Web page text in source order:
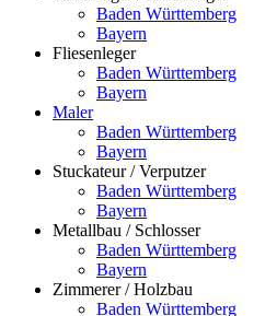
Baden Württemberg
Bayern
Fliesenleger
Baden Württemberg
Bayern
Maler
Baden Württemberg
Bayern
Stuckateur / Verputzer
Baden Württemberg
Bayern
Metallbau / Schlosser
Baden Württemberg
Bayern
Zimmerer / Holzbau
Baden Württemberg